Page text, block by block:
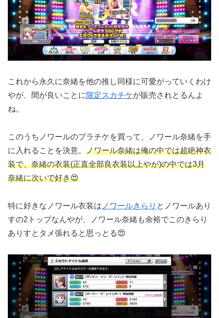
これから永久に奈緒を他の推し同様に可愛がっていくわけ
やが、間が良いことに 限定スカチケが販売されとるんよ
ね。
このうちノワールのプラチケを買って、ノワール奈緒を手
に入れることを決意。 ノワール奈緒は俺の中では超絶神衣
装で、奈緒の衣装(正直全部良衣装以上やが)の中では3月
奈緒に次いで好き😍
特に好きなノワール衣装は ノワールきらり とノワールあり
すの2トップなんやが、ノワール奈緒も余裕でこのきらり
ありすとタメ張れると思っとる😍